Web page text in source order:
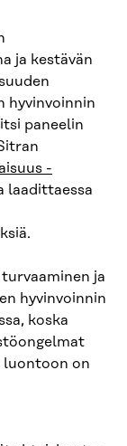
ja kestävän
hyvinvoinnin
paneelin
-
laadittaessa
ja
hyvinvoinnin
koska
luontoon on